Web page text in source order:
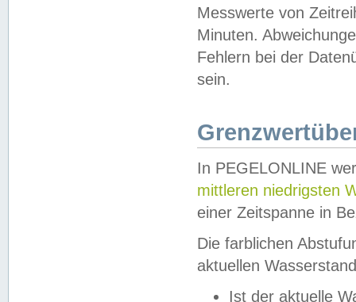
Messwerte von
Minuten.
Fehlern bei der
sein.
In PEGELONLINE
mittleren niedrigsten
einer Zeitspanne in
Die farblichen
aktuellen
Ist der aktuelle